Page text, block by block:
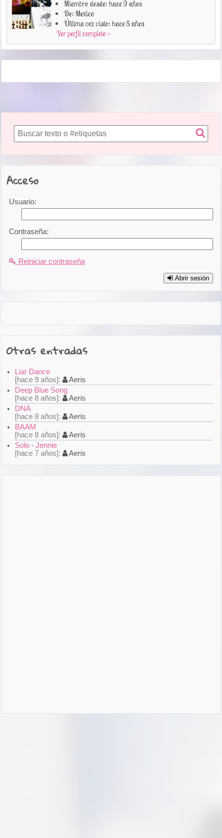
Miembro desde: hace 9 años
De: Mexico
Última vez visto: hace 5 años
Ver perfil completo ›
Acceso
Usuario:
Contraseña:
Reiniciar contraseña
Abrir sesión
Otras entradas
Liar Dance
hace 9 años
Aeris
Deep Blue Song
hace 8 años
Aeris
DNA
hace 8 años
Aeris
BAAM
hace 8 años
Aeris
Solo - Jennie
hace 7 años
Aeris